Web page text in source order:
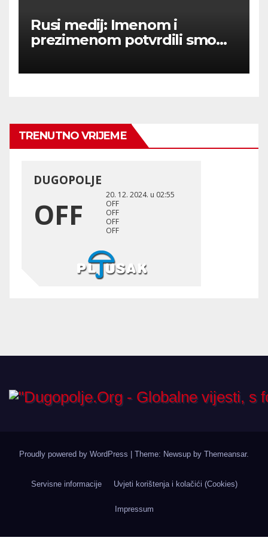
Rusi medij: Imenom i
prezimenom potvrdili smo
Ukraini.
TRENUTNO VRIJEME
Proudly powered by WordPress | Theme: Newsup by Themeansar.
Servisne informacije Uvjeti korištenja i kolačići (Cookies)
Impressum